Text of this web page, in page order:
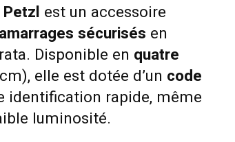
Petzl est un accessoire
sécurisés en
Disponible en quatre
elle est dotée d’un code
rapide, même
luminosité.